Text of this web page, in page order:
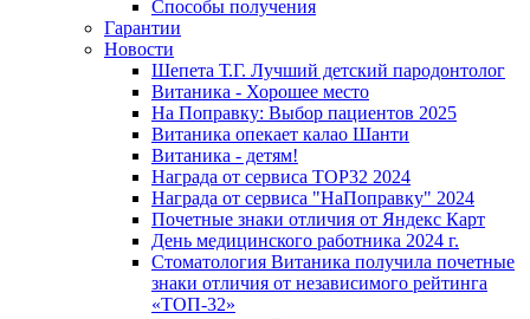
Способы получения
Гарантии
Новости
Шепета Т.Г. Лучший детский пародонтолог
Витаника - Хорошее место
На Поправку: Выбор пациентов 2025
Витаника опекает калао Шанти
Витаника - детям!
Награда от сервиса TOP32 2024
Награда от сервиса "НаПоправку" 2024
Почетные знаки отличия от Яндекс Карт
День медицинского работника 2024 г.
Стоматология Витаника получила почетные
знаки отличия от независимого рейтинга
«ТОП-32»